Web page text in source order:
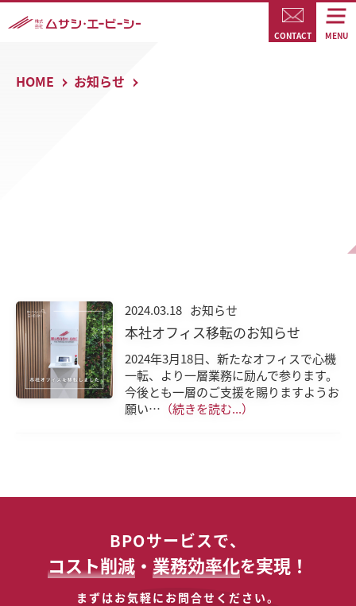
CONTACT MENU
HOME お知らせ
2024.03.18 お知らせ
本社オフィス移転のお知らせ
2024年3月18日、新たなオフィスで心機
一転、より一層業務に励んで参ります。
今後とも一層のご支援を賜りますようお
願い… （続きを読む...）
BPOサービスで、
コスト削減 ・ 業務効率化を実現！
まずはお気軽にお問合せください。